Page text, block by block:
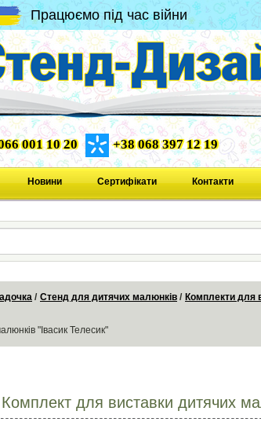
Працюємо під час війни
001 10 20 +38 068 397 12 19
Новини Сертифікати Контакти
Стенд для дитячих малюнків Комплекти для
"Івасик Телесик"
Комплект для виставки дитячих